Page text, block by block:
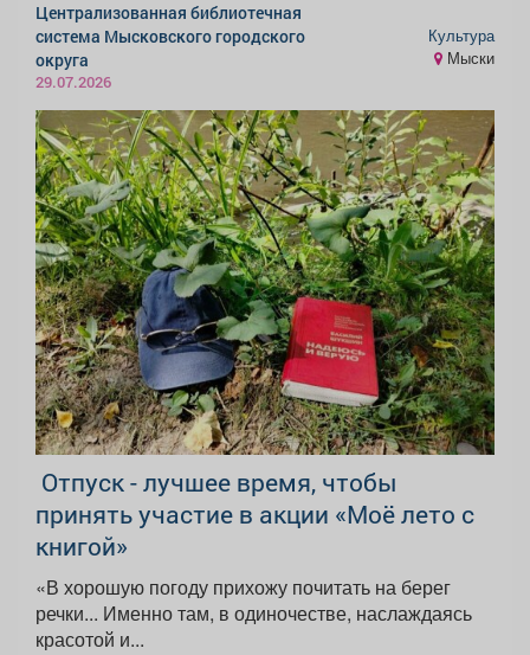
Централизованная библиотечная
система Мысковского городского
округа
29.07.2026
Культура
Мыски
️ Отпуск - лучшее время, чтобы
принять участие в акции «Моё лето с
книгой»
«В хорошую погоду прихожу почитать на берег
речки... Именно там, в одиночестве, наслаждаясь
красотой и...